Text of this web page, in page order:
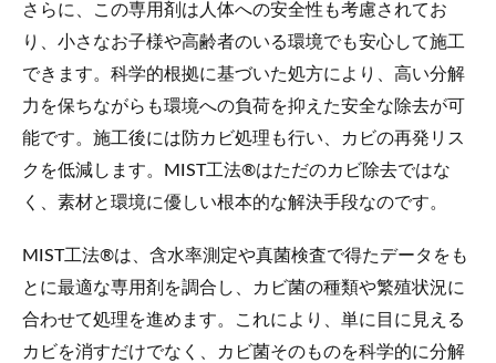
さらに、この専用剤は人体への安全性も考慮されてお
り、小さなお子様や高齢者のいる環境でも安心して施工
できます。科学的根拠に基づいた処方により、高い分解
力を保ちながらも環境への負荷を抑えた安全な除去が可
能です。施工後には防カビ処理も行い、カビの再発リス
クを低減します。MIST工法®はただのカビ除去ではな
く、素材と環境に優しい根本的な解決手段なのです。
MIST工法®は、含水率測定や真菌検査で得たデータをも
とに最適な専用剤を調合し、カビ菌の種類や繁殖状況に
合わせて処理を進めます。これにより、単に目に見える
カビを消すだけでなく、カビ菌そのものを科学的に分解